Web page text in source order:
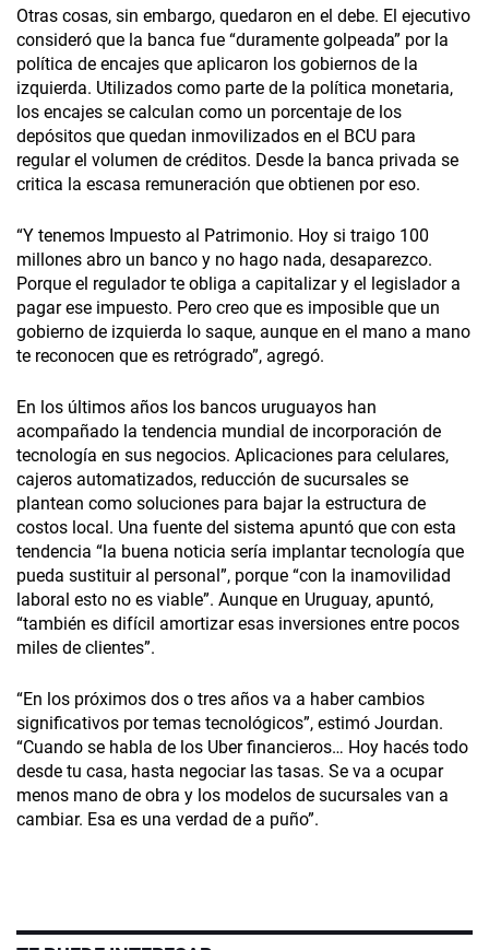
Otras cosas, sin embargo, quedaron en el debe. El ejecutivo
consideró que la banca fue “duramente golpeada” por la
política de encajes que aplicaron los gobiernos de la
izquierda. Utilizados como parte de la política monetaria,
los encajes se calculan como un porcentaje de los
depósitos que quedan inmovilizados en el BCU para
regular el volumen de créditos. Desde la banca privada se
critica la escasa remuneración que obtienen por eso.
“Y tenemos Impuesto al Patrimonio. Hoy si traigo 100
millones abro un banco y no hago nada, desaparezco.
Porque el regulador te obliga a capitalizar y el legislador a
pagar ese impuesto. Pero creo que es imposible que un
gobierno de izquierda lo saque, aunque en el mano a mano
te reconocen que es retrógrado”, agregó.
En los últimos años los bancos uruguayos han
acompañado la tendencia mundial de incorporación de
tecnología en sus negocios. Aplicaciones para celulares,
cajeros automatizados, reducción de sucursales se
plantean como soluciones para bajar la estructura de
costos local. Una fuente del sistema apuntó que con esta
tendencia “la buena noticia sería implantar tecnología que
pueda sustituir al personal”, porque “con la inamovilidad
laboral esto no es viable”. Aunque en Uruguay, apuntó,
“también es difícil amortizar esas inversiones entre pocos
miles de clientes”.
“En los próximos dos o tres años va a haber cambios
significativos por temas tecnológicos”, estimó Jourdan.
“Cuando se habla de los Uber financieros… Hoy hacés todo
desde tu casa, hasta negociar las tasas. Se va a ocupar
menos mano de obra y los modelos de sucursales van a
cambiar. Esa es una verdad de a puño”.